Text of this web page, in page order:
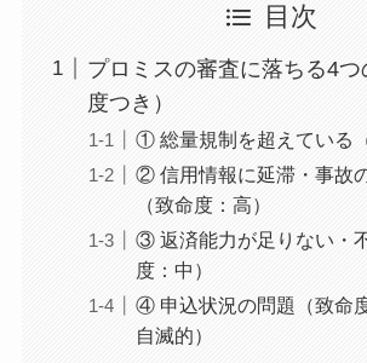
目次
プロミスの審査に落ちる4
度つき）
① 総量規制を超えている
② 信用情報に延滞・事故
（致命度：高）
③ 返済能力が足りない・
度：中）
④ 申込状況の問題（致命
自滅的）